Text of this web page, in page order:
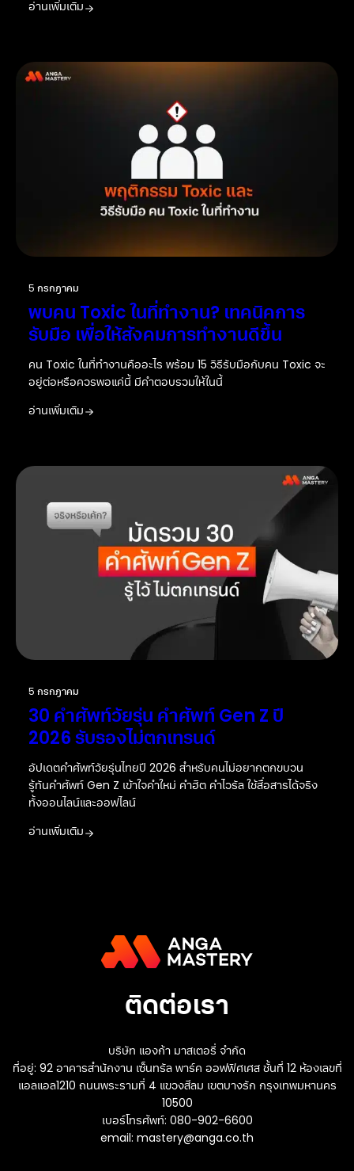
อ่านเพิ่มเติม
5 กรกฎาคม
พบคน Toxic ในที่ทำงาน? เทคนิคการ
รับมือ เพื่อให้สังคมการทำงานดีขึ้น
คน Toxic ในที่ทำงานคืออะไร พร้อม 15 วิธีรับมือกับคน Toxic จะ
อยู่ต่อหรือควรพอแค่นี้ มีคำตอบรวมให้ในนี้
อ่านเพิ่มเติม
5 กรกฎาคม
30 คำศัพท์วัยรุ่น คำศัพท์ Gen Z ปี
2026 รับรองไม่ตกเทรนด์
อัปเดตคำศัพท์วัยรุ่นไทยปี 2026 สำหรับคนไม่อยากตกขบวน
รู้ทันคำศัพท์ Gen Z เข้าใจคำใหม่ คำฮิต คำไวรัล ใช้สื่อสารได้จริง
ทั้งออนไลน์และออฟไลน์
อ่านเพิ่มเติม
ติดต่อเรา
บริษัท แองก้า มาสเตอรี่ จำกัด
ที่อยู่: 92 อาคารสำนักงาน เซ็นทรัล พาร์ค ออฟฟิศเศส ชั้นที่ 12 ห้องเลขที่
แอลแอล1210 ถนนพระรามที่ 4 แขวงสีลม เขตบางรัก กรุงเทพมหานคร
10500
เบอร์โทรศัพท์: 080-902-6600
email: mastery@anga.co.th